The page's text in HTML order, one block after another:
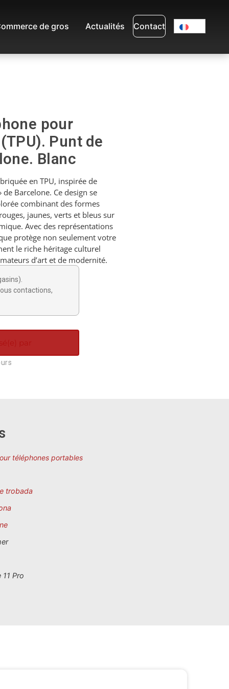
de gros Actualités Contact
pour
Punt de
Blanc
en TPU, inspirée de
Barcelone. Ce design se
combinant des formes
jaunes, verts et bleus sur
Avec des représentations
protège non seulement votre
le riche héritage culturel
d’art et de modernité.
contactions,
par
téléphones portables
trobada
11 Pro